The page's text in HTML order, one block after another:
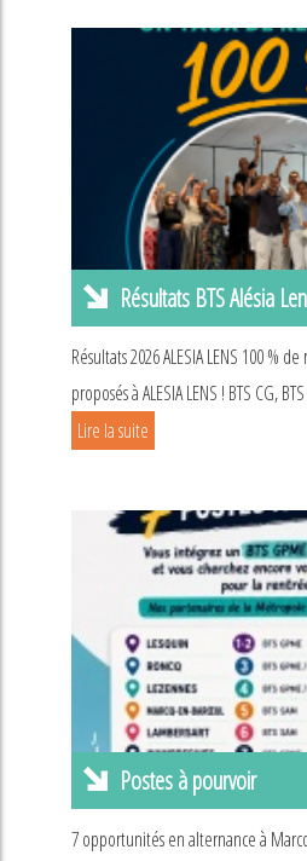
Résultats BTS Alésia
Résultats 2026 ALESIA LENS 100 %
proposés à ALESIA LENS ! BTS CG,
Lire la suite
Postes à pourvoir
7 opportunités en alternance à